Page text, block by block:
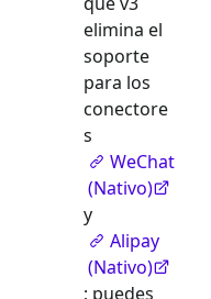
elimina el
soporte
para los
conectore
s
WeChat
(Nativo)
y
Alipay
(Nativo)
; puedes